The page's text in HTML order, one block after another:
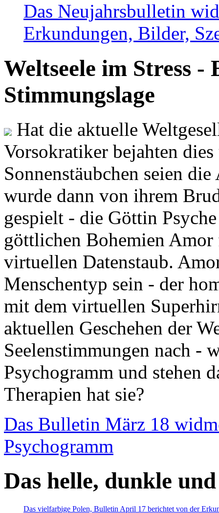
Das Neujahrsbulletin
Erkundungen, Bilder,
Weltseele im Stress -
Stimmungslage
Hat die aktuelle
Vorsokratiker bejahten
Sonnenstäubchen seien
wurde dann von ihrem
gespielt - die Göttin
göttlichen Bohemien
virtuellen Datenstaub.
Menschentyp sein - der
mit dem virtuellen
aktuellen Geschehen der
Seelenstimmungen nach -
Psychogramm und stehen
Therapien hat sie?
Das Bulletin März 18
Psychogramm
Das helle, dunkle
Das vielfarbige Polen, Bulletin April 17 berichtet von der